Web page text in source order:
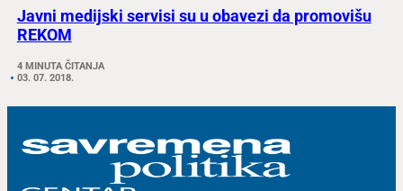
Javni medijski servisi su u obavezi da promovišu
REKOM
4 MINUTA ČITANJA
03. 07. 2018.